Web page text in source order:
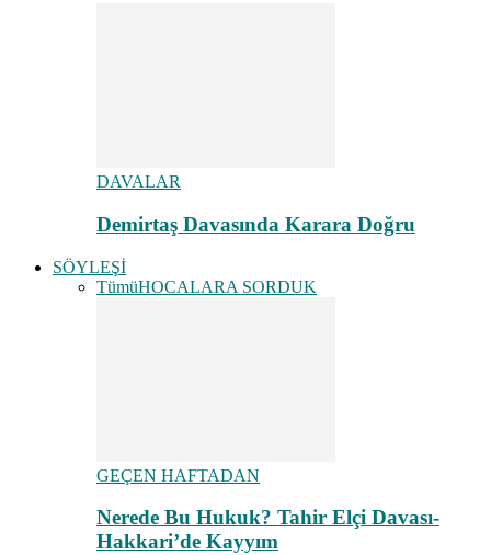
DAVALAR
Demirtaş Davasında Karara Doğru
SÖYLEŞİ
TümüHOCALARA SORDUK
GEÇEN HAFTADAN
Nerede Bu Hukuk? Tahir Elçi Davası-
Hakkari’de Kayyım